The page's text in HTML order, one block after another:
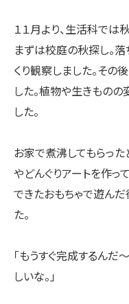
１１月より、生活科では
まずは校庭の秋探し。落
くり観察しました。その
した。植物や生きもの
した。
お家で煮沸してもらった
やどんぐりアートを作っ
できたおもちゃで遊ん
た。
「もうすぐ完成するん
しいな。」